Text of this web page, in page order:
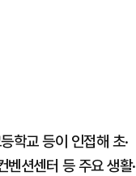
학교 등이 인접해 초·
션센터 등 주요 생활·